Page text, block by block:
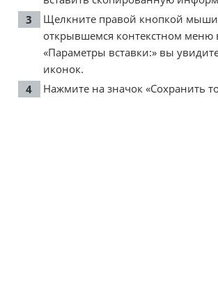
Щелкните правой кнопкой
открывшемся контекстном меню
«Параметры вставки:» вы
иконок.
Нажмите на значок «Сохранить